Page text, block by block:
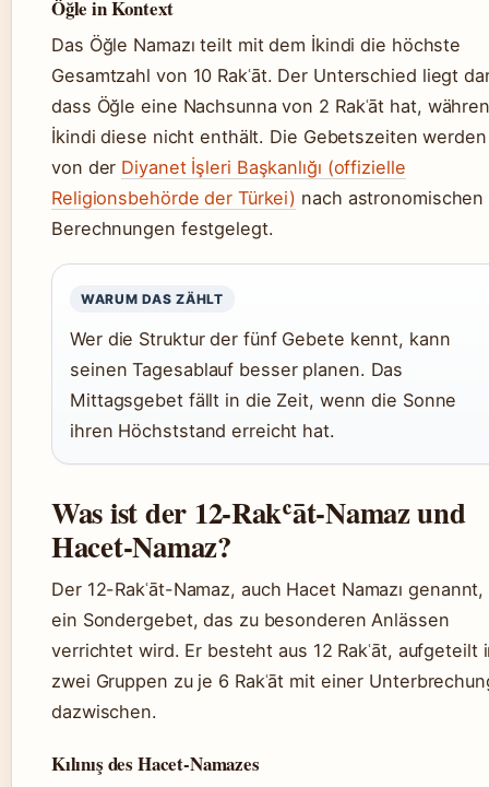
Öğle in Kontext
Das Öğle Namazı teilt mit dem İkindi die höchste
Gesamtzahl von 10 Rakʿāt. Der Unterschied liegt
dass Öğle eine Nachsunna von 2 Rakʿāt hat,
İkindi diese nicht enthält. Die Gebetszeiten werden
von der Diyanet İşleri Başkanlığı (offizielle
Religionsbehörde der Türkei) nach astronomischen
Berechnungen festgelegt.
WARUM DAS ZÄHLT
Wer die Struktur der fünf Gebete kennt, kann
seinen Tagesablauf besser planen. Das
Mittagsgebet fällt in die Zeit, wenn die Sonne
ihren Höchststand erreicht hat.
Was ist der 12-Rakʿāt-Namaz und
Hacet-Namaz?
Der 12-Rakʿāt-Namaz, auch Hacet Namazı
ein Sondergebet, das zu besonderen Anlässen
verrichtet wird. Er besteht aus 12 Rakʿāt, aufgeteilt
zwei Gruppen zu je 6 Rakʿāt mit einer
dazwischen.
Kılınış des Hacet-Namazes